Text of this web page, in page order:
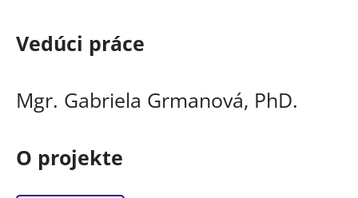
Vedúci práce
Mgr. Gabriela Grmanová, PhD.
O projekte